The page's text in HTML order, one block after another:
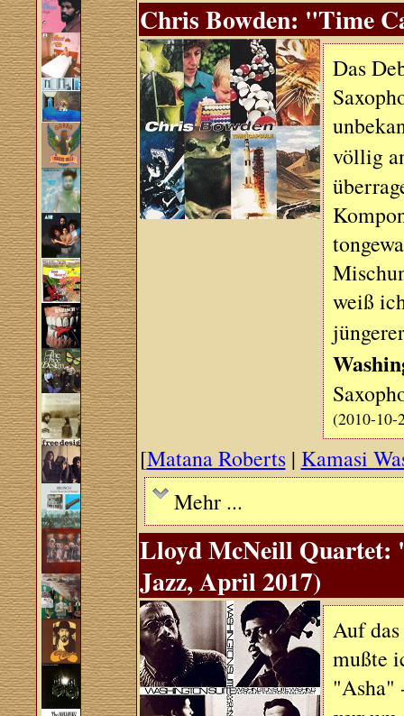
Chris Bowden: "Time
Das
völlig
weiß
(2010-10-
[Matana Roberts| Kamasi
Mehr ...
Lloyd McNeill Quartet:
Jazz, April 2017)
Auf
mußte
"Asha"